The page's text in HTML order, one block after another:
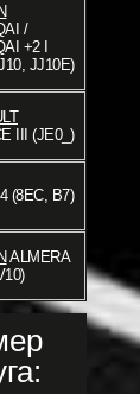
/
+2 I
JJ10E)
III (JE0_)
(8EC, B7)
ALMERA